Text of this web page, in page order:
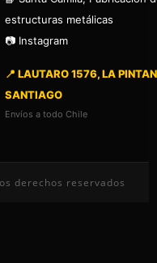
estructuras metálicas
📷 Instagram
📍 LAUTARO 1576, LA
SANTIAGO
Envíos a todo Chile
derechos reservados